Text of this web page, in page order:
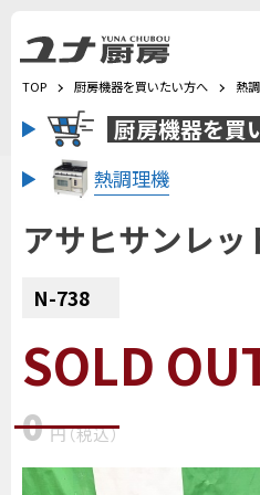
TOP 厨房機器を買いたい方へ 熱
厨房機器を買
熱調理機
アサヒサンレッ
N-738
SOLD
0 円（税込）